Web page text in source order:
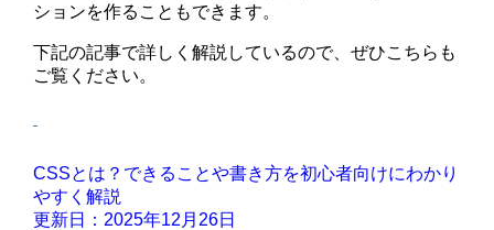
ションを作ることもできます。
下記の記事で詳しく解説しているので、ぜひこちらも
ご覧ください。
CSSとは？できることや書き方を初心者向けにわかり
やすく解説
更新日：2025年12月26日